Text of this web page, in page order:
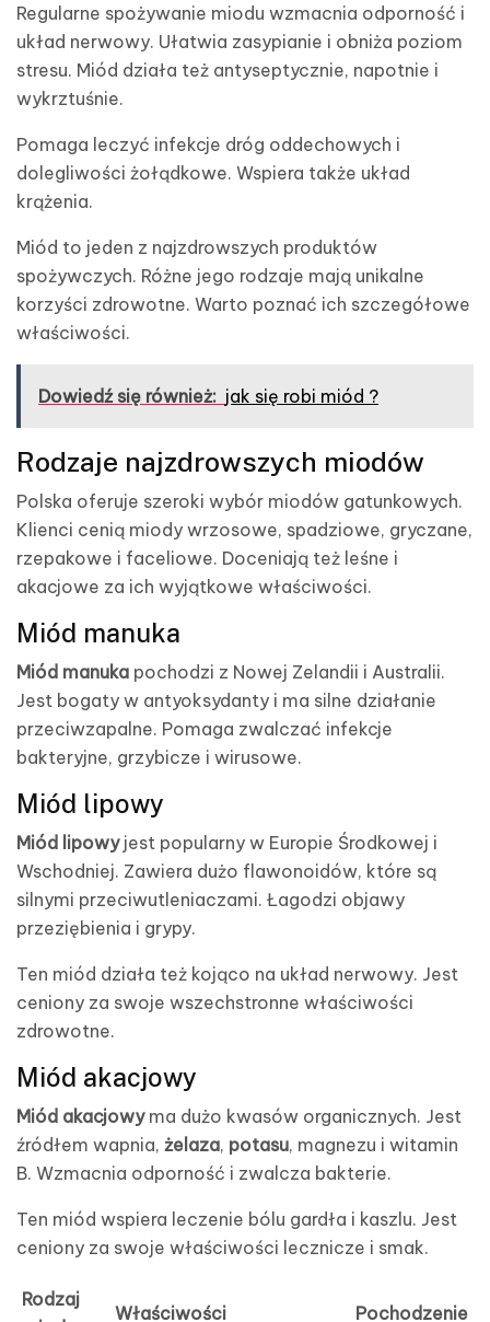
Regularne spożywanie miodu wzmacnia odporność i
układ nerwowy. Ułatwia zasypianie i obniża poziom
stresu. Miód działa też antyseptycznie, napotnie i
wykrztuśnie.
Pomaga leczyć infekcje dróg oddechowych i
dolegliwości żołądkowe. Wspiera także układ
krążenia.
Miód to jeden z najzdrowszych produktów
spożywczych. Różne jego rodzaje mają unikalne
korzyści zdrowotne. Warto poznać ich szczegółowe
właściwości.
Dowiedź się również: jak się robi miód ?
Rodzaje najzdrowszych miodów
Polska oferuje szeroki wybór miodów gatunkowych.
Klienci cenią miody wrzosowe, spadziowe, gryczane,
rzepakowe i faceliowe. Doceniają też leśne i
akacjowe za ich wyjątkowe właściwości.
Miód manuka
Miód manuka pochodzi z Nowej Zelandii i Australii.
Jest bogaty w antyoksydanty i ma silne działanie
przeciwzapalne. Pomaga zwalczać infekcje
bakteryjne, grzybicze i wirusowe.
Miód lipowy
Miód lipowyjest popularny w Europie Środkowej i
Wschodniej. Zawiera dużo flawonoidów, które są
silnymi przeciwutleniaczami. Łagodzi objawy
przeziębienia i grypy.
Ten miód działa też kojąco na układ nerwowy. Jest
ceniony za swoje wszechstronne właściwości
zdrowotne.
Miód akacjowy
Miód akacjowyma dużo kwasów organicznych. Jest
źródłem wapnia, żelaza, potasu, magnezu i witamin
B. Wzmacnia odporność i zwalcza bakterie.
Ten miód wspiera leczenie bólu gardła i kaszlu. Jest
ceniony za swoje właściwości lecznicze i smak.
Rodzaj
Właściwości Pochodzenie